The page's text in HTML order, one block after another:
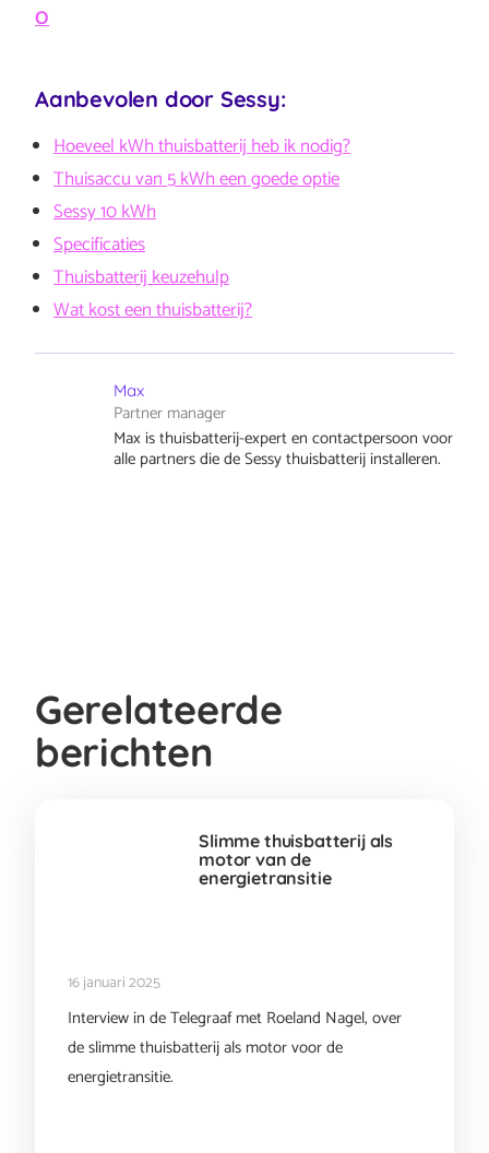
O
Aanbevolen door Sessy:
Hoeveel kWh thuisbatterij heb ik nodig?
Thuisaccu van 5 kWh een goede optie
Sessy 10 kWh
Specificaties
Thuisbatterij keuzehulp
Wat kost een thuisbatterij?
Max
Partner manager
Max is thuisbatterij-expert en contactpersoon voor
alle partners die de Sessy thuisbatterij installeren.
Gerelateerde
berichten
Slimme thuisbatterij als
motor van de
energietransitie
16 januari 2025
Interview in de Telegraaf met Roeland Nagel, over
de slimme thuisbatterij als motor voor de
energietransitie.